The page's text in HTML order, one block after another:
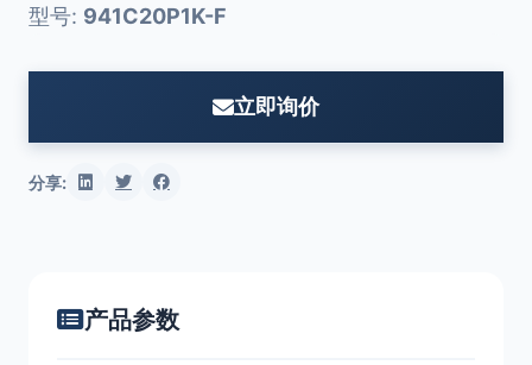
型号: 941C20P1K-F
立即询价
分享:
产品参数